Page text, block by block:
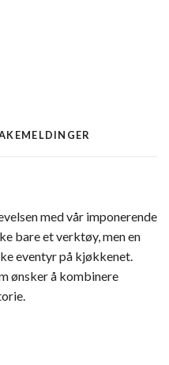
med vår imponerende
bare et verktøy, men en
eventyr på kjøkkenet.
ønsker å kombinere